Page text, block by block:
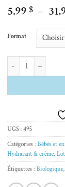
5.99 $ –
Format
quantité de Beurre
Alternative:
UGS : 495
Catégories : Bébés et
Hydratant & crème,
Étiquettes : Biologique,